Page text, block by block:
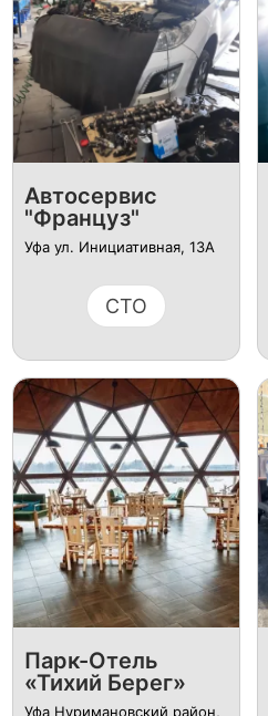
Автосервис
"Француз"
Уфа ул. Инициативная, 13А
СТО
Парк-Отель
«Тихий Берег»
Уфа Нуримановский район,